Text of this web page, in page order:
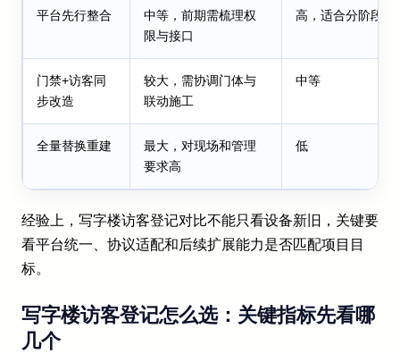
平台先行整合
中等，前期需梳理权
限与接口
高，适合分阶段部
门禁+访客同
步改造
较大，需协调门体与
联动施工
中等
全量替换重建
最大，对现场和管理
要求高
低
经验上，写字楼访客登记对比不能只看设备新旧，关键要
看平台统一、协议适配和后续扩展能力是否匹配项目目
标。
写字楼访客登记怎么选：关键指标先看哪
几个